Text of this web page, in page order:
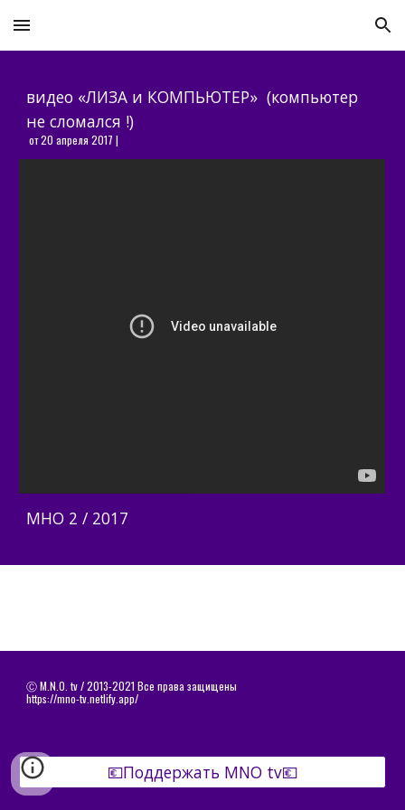
Skip to main content Skip to navigation
видео «ЛИЗА и КОМПЬЮТЕР»  (компьютер
не сломался !)
от 20 апреля 2017 |
МНО 2 / 2017
ⒸM.N.O. tv / 2013-2021 Все права защищены
https://mno-tv.netlify.app/
💶Поддержать MNO tv💶